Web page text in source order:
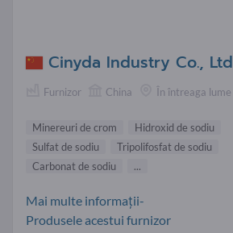
Cinyda Industry Co., Ltd
Furnizor China În întreaga lume
Minereuri de crom
Hidroxid de sodiu
Sulfat de sodiu
Tripolifosfat de sodiu
Carbonat de sodiu
...
Mai multe informații-
Produsele acestui furnizor